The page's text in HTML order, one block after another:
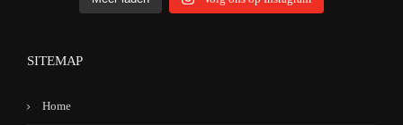
SITEMAP
Home